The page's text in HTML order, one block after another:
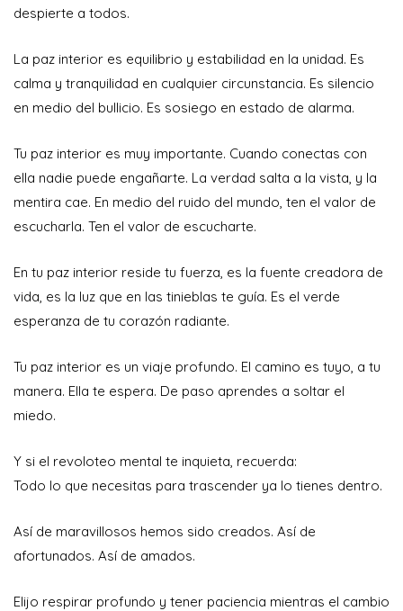
despierte a todos.
La paz interior es equilibrio y estabilidad en la unidad. Es
calma y tranquilidad en cualquier circunstancia. Es silencio
en medio del bullicio. Es sosiego en estado de alarma.
Tu paz interior es muy importante. Cuando conectas con
ella nadie puede engañarte. La verdad salta a la vista, y la
mentira cae. En medio del ruido del mundo, ten el valor de
escucharla. Ten el valor de escucharte.
En tu paz interior reside tu fuerza, es la fuente creadora de
vida, es la luz que en las tinieblas te guía. Es el verde
esperanza de tu corazón radiante.
Tu paz interior es un viaje profundo. El camino es tuyo, a tu
manera. Ella te espera. De paso aprendes a soltar el
miedo.
Y si el revoloteo mental te inquieta, recuerda:
Todo lo que necesitas para trascender ya lo tienes dentro.
Así de maravillosos hemos sido creados. Así de
afortunados. Así de amados.
Elijo respirar profundo y tener paciencia mientras el cambio